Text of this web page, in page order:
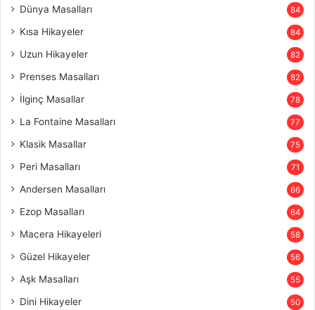
Dünya Masalları 84
Kısa Hikayeler 84
Uzun Hikayeler 82
Prenses Masalları 82
İlginç Masallar 78
La Fontaine Masalları 77
Klasik Masallar 75
Peri Masalları 71
Andersen Masalları 66
Ezop Masalları 64
Macera Hikayeleri 58
Güzel Hikayeler 56
Aşk Masalları 55
Dini Hikayeler 50